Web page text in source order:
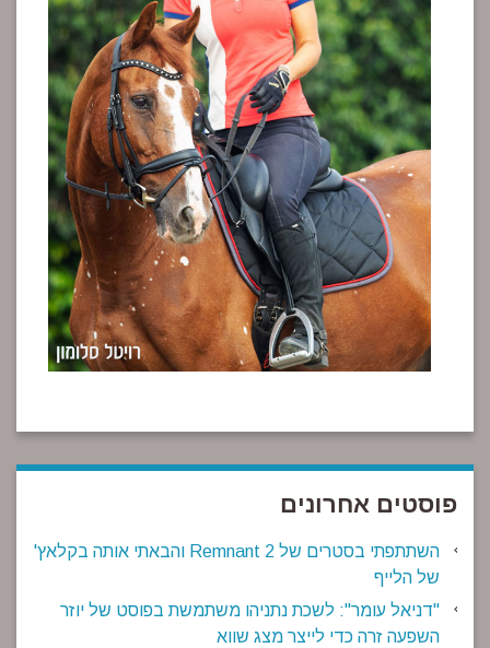
פוסטים אחרונים
השתתפתי בסטרים של Remnant 2 והבאתי אותה בקלאץ'
של הלייף
"דניאל עומר": לשכת נתניהו משתמשת בפוסט של יוזר
השפעה זרה כדי לייצר מצג שווא